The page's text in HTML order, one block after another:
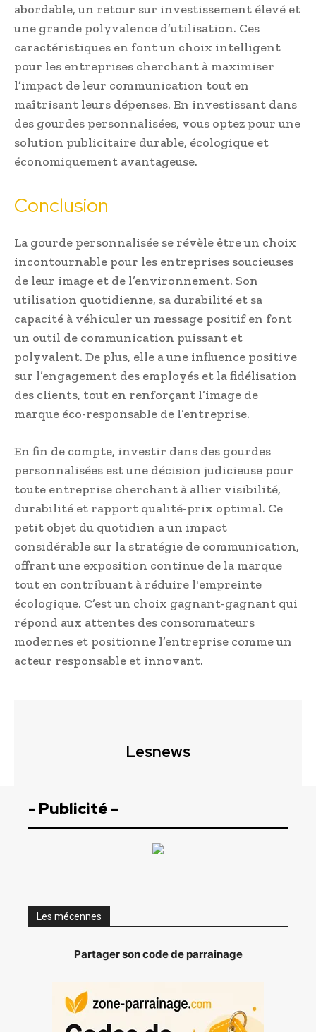
abordable, un retour sur investissement élevé et
une grande polyvalence d’utilisation. Ces
caractéristiques en font un choix intelligent
pour les entreprises cherchant à maximiser
l’impact de leur communication tout en
maîtrisant leurs dépenses. En investissant dans
des gourdes personnalisées, vous optez pour une
solution publicitaire durable, écologique et
économiquement avantageuse.
Conclusion
La gourde personnalisée se révèle être un choix
incontournable pour les entreprises soucieuses
de leur image et de l’environnement. Son
utilisation quotidienne, sa durabilité et sa
capacité à véhiculer un message positif en font
un outil de communication puissant et
polyvalent. De plus, elle a une influence positive
sur l’engagement des employés et la fidélisation
des clients, tout en renforçant l’image de
marque éco-responsable de l’entreprise.
En fin de compte, investir dans des gourdes
personnalisées est une décision judicieuse pour
toute entreprise cherchant à allier visibilité,
durabilité et rapport qualité-prix optimal. Ce
petit objet du quotidien a un impact
considérable sur la stratégie de communication,
offrant une exposition continue de la marque
tout en contribuant à réduire l'empreinte
écologique. C’est un choix gagnant-gagnant qui
répond aux attentes des consommateurs
modernes et positionne l’entreprise comme un
acteur responsable et innovant.
Lesnews
- Publicité -
Les mécennes
Partager son code de parrainage